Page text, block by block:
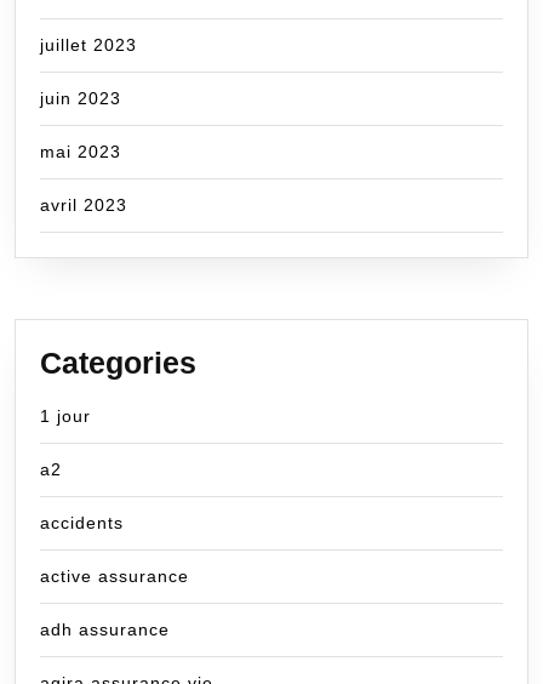
juillet 2023
juin 2023
mai 2023
avril 2023
Categories
1 jour
a2
accidents
active assurance
adh assurance